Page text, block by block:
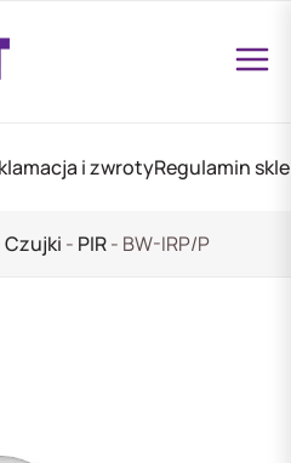
i zwrotyRegulamin
Czujki - PIR- BW-IRP/P